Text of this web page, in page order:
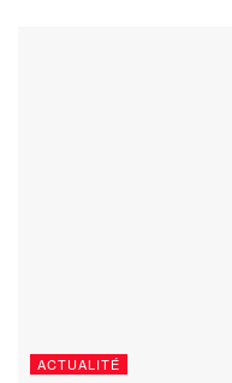
ACTUALITÉ